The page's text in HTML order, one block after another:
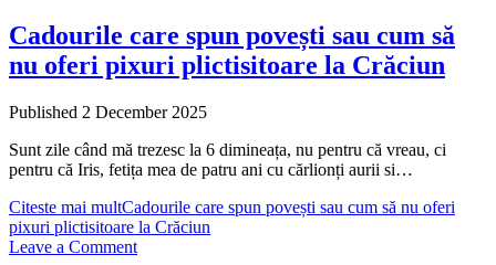
Cadourile care spun povești sau cum să
nu oferi pixuri plictisitoare la Crăciun
Published 2 December 2025
Sunt zile când mă trezesc la 6 dimineața, nu pentru că vreau, ci
pentru că Iris, fetița mea de patru ani cu cărlionți aurii si…
Citeste mai multCadourile care spun povești sau cum să nu oferi
pixuri plictisitoare la Crăciun
Leave a Comment